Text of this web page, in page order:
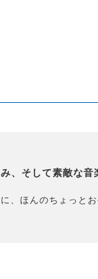
み、そして素敵な
、ほんのちょっと